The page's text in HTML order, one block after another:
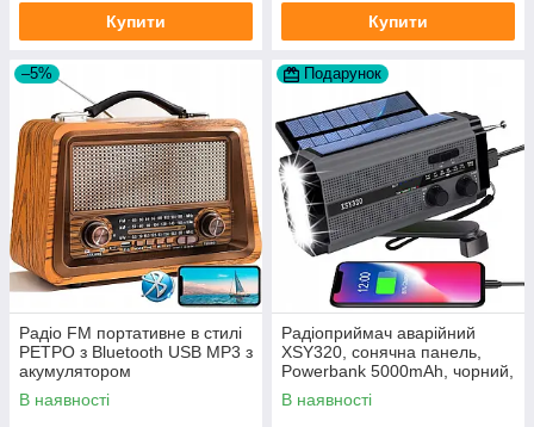
Купити Купити
–5%
Радіо FM портативне в стилі
РЕТРО з Bluetooth USB MP3 з
акумулятором
В наявності
Подарунок
Радіоприймач аварійний
XSY320, сонячна панель,
Powerbank 5000mAh, чорний,
SOS-сирена та ліхтар для
кемпінгу
В наявності